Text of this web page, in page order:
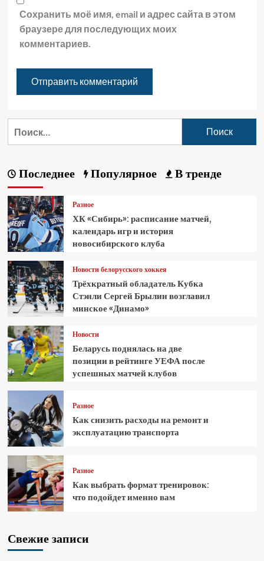
Сохранить моё имя, email и адрес сайта в этом
браузере для последующих моих
комментариев.
Последнее Популярное В тренде
Разное
ХК «Сибирь»: расписание матчей,
календарь игр и история
новосибирского клуба
Новости белорусского хоккея
Трёхкратный обладатель Кубка
Стэнли Сергей Брылин возглавил
минское «Динамо»
Новости
Беларусь поднялась на две
позиции в рейтинге УЕФА после
успешных матчей клубов
Разное
Как снизить расходы на ремонт и
эксплуатацию транспорта
Разное
Как выбрать формат тренировок:
что подойдет именно вам
Свежие записи